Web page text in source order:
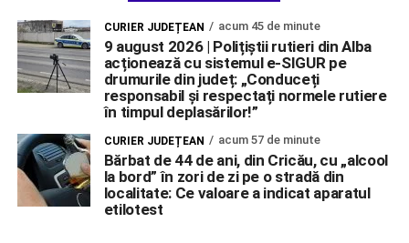
CURIER JUDEȚEAN acum 45 de minute
9 august 2026 | Polițiștii rutieri din Alba
acționează cu sistemul e-SIGUR pe
drumurile din județ: „Conduceți
responsabil și respectați normele rutiere
în timpul deplasărilor!”
CURIER JUDEȚEAN acum 57 de minute
Bărbat de 44 de ani, din Cricău, cu „alcool
la bord” în zori de zi pe o stradă din
localitate: Ce valoare a indicat aparatul
etilotest